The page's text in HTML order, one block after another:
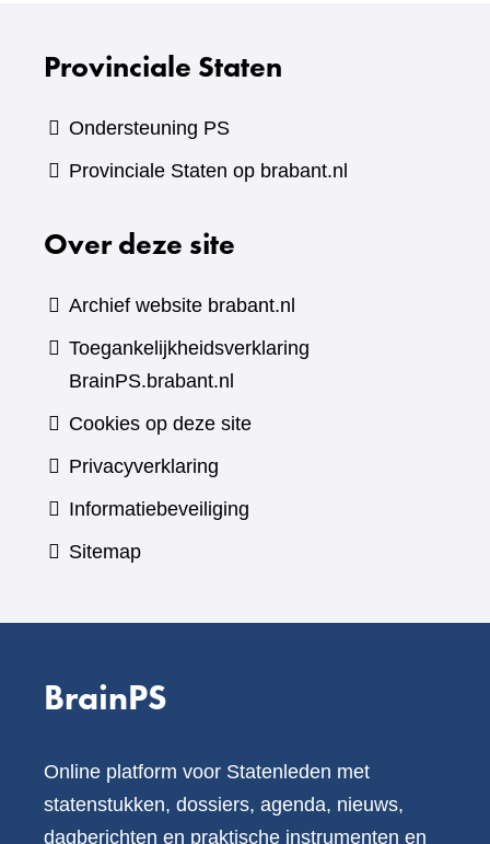
Provinciale Staten
Ondersteuning PS
Provinciale Staten op brabant.nl
Over deze site
Archief website brabant.nl
Toegankelijkheidsverklaring
BrainPS.brabant.nl
Cookies op deze site
Privacyverklaring
Informatiebeveiliging
Sitemap
BrainPS
Online platform voor Statenleden met
statenstukken, dossiers, agenda, nieuws,
dagberichten en praktische instrumenten en